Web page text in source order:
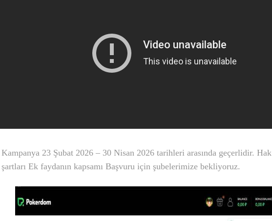
Kampanya 23 Şubat 2026 – 30 Nisan 2026 tarihleri arasında geçerlidir.
şartları Ek faydanın kapsamı Başvuru için şubelerimize bekliyoruz.